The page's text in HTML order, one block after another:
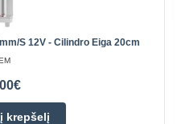
s 12V - Cilindro Eiga 20cm
krepšelį